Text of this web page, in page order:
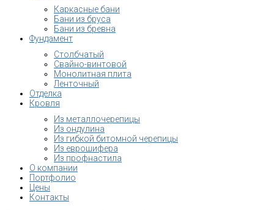
Каркасные бани
Бани из бруса
Бани из бревна
Фундамент
Столбчатый
Свайно-винтовой
Монолитная плита
Ленточный
Отделка
Кровля
Из металлочерепицы
Из ондулина
Из гибкой битомной черепицы
Из еврошифера
Из профнастила
О компании
Портфолио
Цены
Контакты